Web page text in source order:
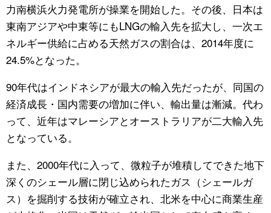
力南横浜火力発電所が操業を開始した。その後、日本は
東南アジアや中東等にもLNGの輸入先を拡大し、一次エ
ネルギー供給に占める天然ガスの割合は、2014年度に
24.5%となった。
90年代はインドネシアが最大の輸入先だったが、同国の
経済成長・国内需要の増加に伴い、輸出量は漸減。代わ
って、近年はマレーシアとオーストラリアが二大輸入先
となっている。
また、2000年代に入って、微粒子が堆積してできた地下
深くのシェール層に閉じ込められたガス（シェールガ
ス）を掘削する技術が確立され、北米を中心に商業生産